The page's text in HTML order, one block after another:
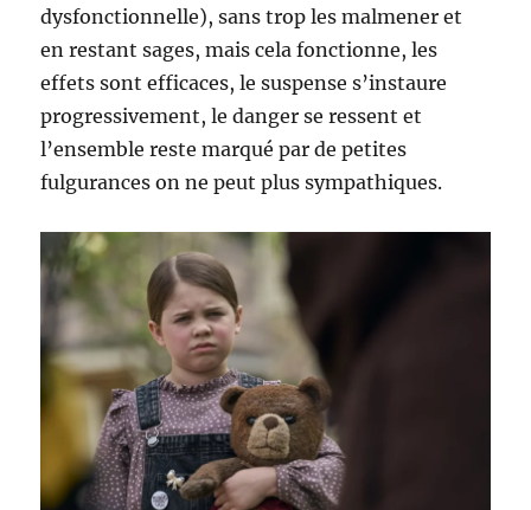
dysfonctionnelle), sans trop les malmener et
en restant sages, mais cela fonctionne, les
effets sont efficaces, le suspense s’instaure
progressivement, le danger se ressent et
l’ensemble reste marqué par de petites
fulgurances on ne peut plus sympathiques.